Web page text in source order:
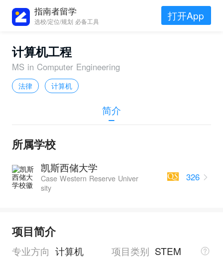
指南者留学
选校/定位/规划 必备工具 打开App
计算机工程
MS in Computer Engineering
法律 计算机
简介
所属学校
凯斯西储大学
Case Western Reserve Univer
sity
326
项目简介
专业方向 计算机 项目类别 STEM